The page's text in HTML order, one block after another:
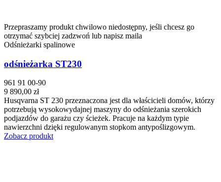
Przepraszamy produkt chwilowo niedostępny, jeśli chcesz go
otrzymać szybciej zadzwoń lub napisz maila
Odśnieżarki spalinowe
odśnieżarka ST230
961 91 00-90
9 890,00 zł
Husqvarna ST 230 przeznaczona jest dla właścicieli domów, którzy
potrzebują wysokowydajnej maszyny do odśnieżania szerokich
podjazdów do garażu czy ścieżek. Pracuje na każdym typie
nawierzchni dzięki regulowanym stopkom antypoślizgowym.
Zobacz produkt